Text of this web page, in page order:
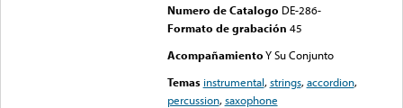
Numero de Catalogo DE-286-
Formato de grabación 45
AcompañamientoY Su Conjunto
Temas instrumental,strings,accordion,
percussion,saxophone